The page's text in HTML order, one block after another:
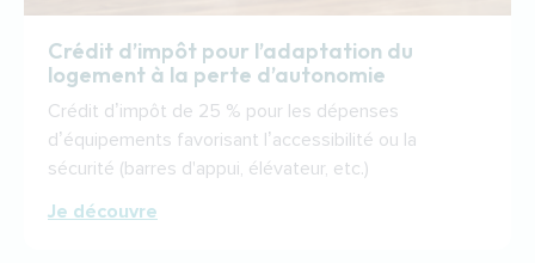
Crédit d’impôt pour l’adaptation du
logement à la perte d’autonomie
Crédit d’impôt de 25 % pour les dépenses
d’équipements favorisant l’accessibilité ou la
sécurité (barres d'appui, élévateur, etc.)
Je découvre